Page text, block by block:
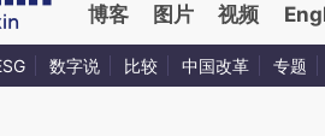
博客 图片 视频
数字说 比较 中国改革 专题